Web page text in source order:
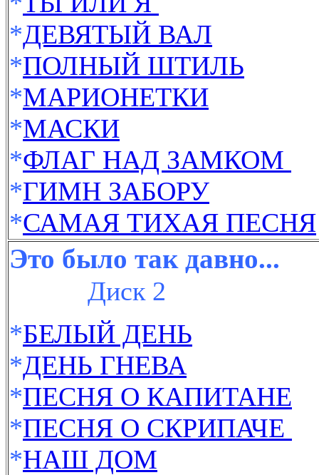
*ДЕВЯТЫЙ ВАЛ
*ПОЛНЫЙ ШТИЛЬ
*МАРИОНЕТКИ
*МАСКИ
*ФЛАГ НАД ЗАМКОМ
*ГИМН ЗАБОРУ
*САМАЯ ТИХАЯ ПЕСНЯ
Это было так давно...
Диск 2
*БЕЛЫЙ ДЕНЬ
*ДЕНЬ ГНЕВА
*ПЕСНЯ О КАПИТАНЕ
*ПЕСНЯ О СКРИПАЧЕ
*НАШ ДОМ